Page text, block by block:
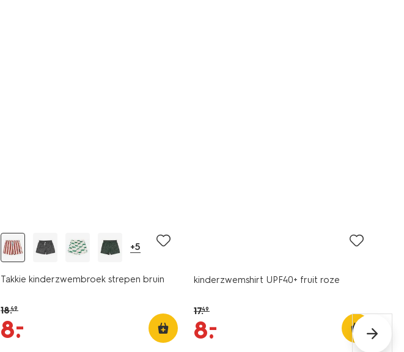
+5
Takkie kinderzwembroek strepen bruin
18.49
8.
–
kinderzwemshirt UPF40+ fruit roze
17.49
8.
–